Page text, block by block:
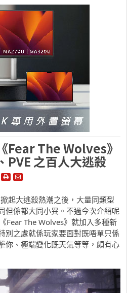
Fear The Wolves》
PVE 之百人大逃殺
起大逃殺熱潮之後，大量同類型
但係都大同小異。不過今次介紹呢
Fear The Wolves》就加入多種新
別之處就係玩家要面對既唔單只係
你、極端變化既天氣等等，頗有心